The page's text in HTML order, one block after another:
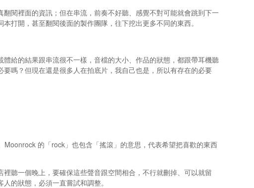
閱裡面的資訊；但在串流，前奏不好聽、感覺不對可能就會跳到下一
打開，甚至翻閱後面的製作團隊，往下挖出更多不同的東西。
給的結果跟串流很不一樣，音檔的大小、作品的狀態，都跟帶耳機聽
嗎？但現在還是很多人在拍底片，我自己也是，所以有存在的必要
的「rock」也包含「搖滾」的意思，代表希望把喜歡的東西
聽一個晚上，要確保這些聲音跟空間相合，不行就刪掉、可以就留
的狀態，必須一直嘗試和調整。